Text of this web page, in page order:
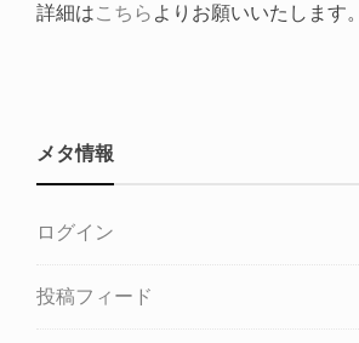
詳細はこちら よりお願いいたします。
メタ情報
ログイン
投稿フィード